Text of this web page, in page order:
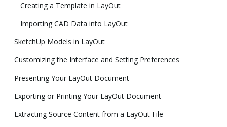
Creating a Template in LayOut
Importing CAD Data into LayOut
SketchUp Models in LayOut
Customizing the Interface and Setting Preferences
Presenting Your LayOut Document
Exporting or Printing Your LayOut Document
Extracting Source Content from a LayOut File